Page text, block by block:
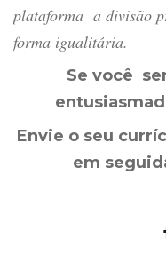
plataforma a divisão
forma igualitária.
Se você
Envie o seu
em